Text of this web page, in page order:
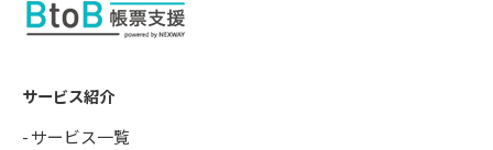
サービス紹介
サービス一覧